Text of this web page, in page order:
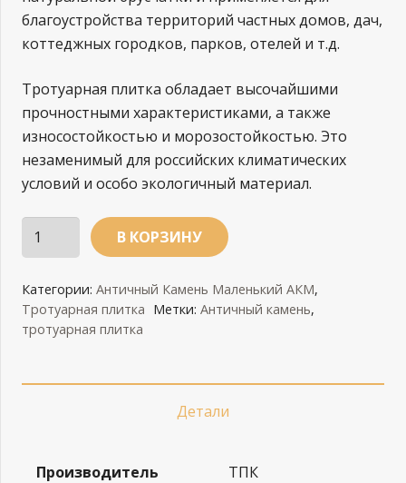
благоустройства территорий частных домов, дач,
коттеджных городков, парков, отелей и т.д.
Тротуарная плитка обладает высочайшими
прочностными характеристиками, а также
износостойкостью и морозостойкостью. Это
незаменимый для российских климатических
условий и особо экологичный материал.
Количество
Античный
АКМ,
коричневый
В КОРЗИНУ
Категории: Античный Камень Маленький АКМ,
Тротуарная плитка Метки: Античный камень,
тротуарная плитка
Детали
Производитель
ТПК